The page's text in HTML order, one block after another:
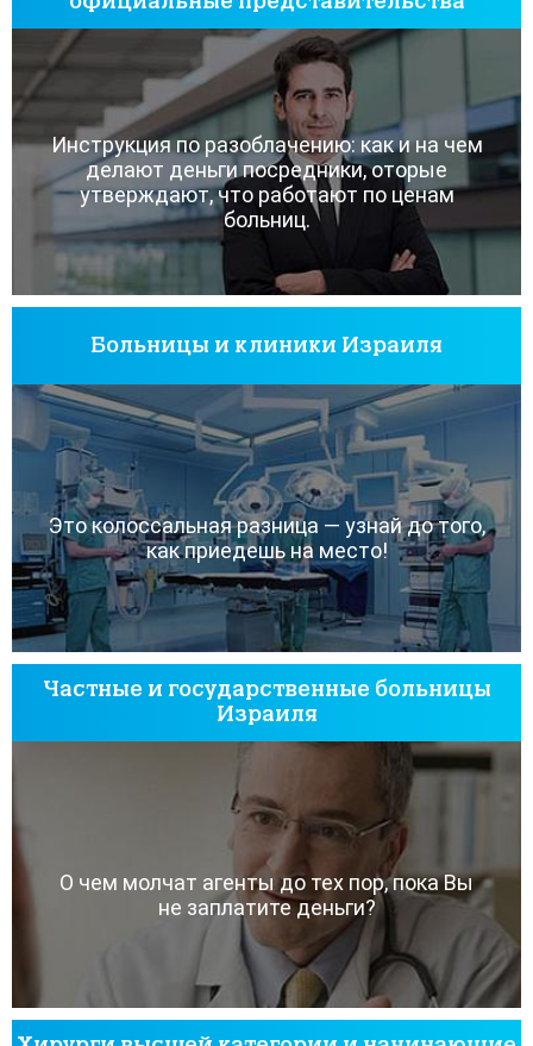
Инструкция по разоблачению: как и на чем
делают деньги посредники, оторые
утверждают, что работают по ценам
больниц.
Больницы и клиники Израиля
Это колоссальная разница — узнай до того,
как приедешь на место!
Частные и государственные больницы
Израиля
О чем молчат агенты до тех пор, пока Вы
не заплатите деньги?